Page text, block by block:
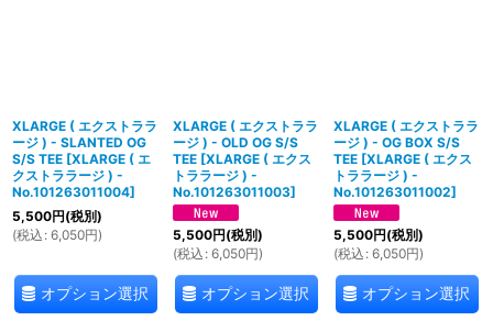
XLARGE ( エクストララ
ージ ) - SLANTED OG
S/S TEE [XLARGE ( エ
クストララージ ) -
No.101263011004]
5,500円(税別)
(税込 : 6,050円)
オプション選択
XLARGE ( エクストララ
ージ ) - OLD OG S/S
TEE [XLARGE ( エクス
トララージ ) -
No.101263011003]
5,500円(税別)
(税込 : 6,050円)
オプション選択
XLARGE ( エクストララ
ージ ) - OG BOX S/S
TEE [XLARGE ( エクス
トララージ ) -
No.101263011002]
5,500円(税別)
(税込 : 6,050円)
オプション選択